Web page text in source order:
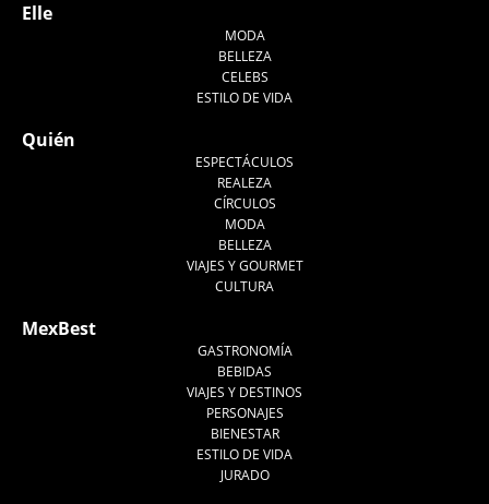
Elle
MODA
BELLEZA
CELEBS
ESTILO DE VIDA
Quién
ESPECTÁCULOS
REALEZA
CÍRCULOS
MODA
BELLEZA
VIAJES Y GOURMET
CULTURA
MexBest
GASTRONOMÍA
BEBIDAS
VIAJES Y DESTINOS
PERSONAJES
BIENESTAR
ESTILO DE VIDA
JURADO